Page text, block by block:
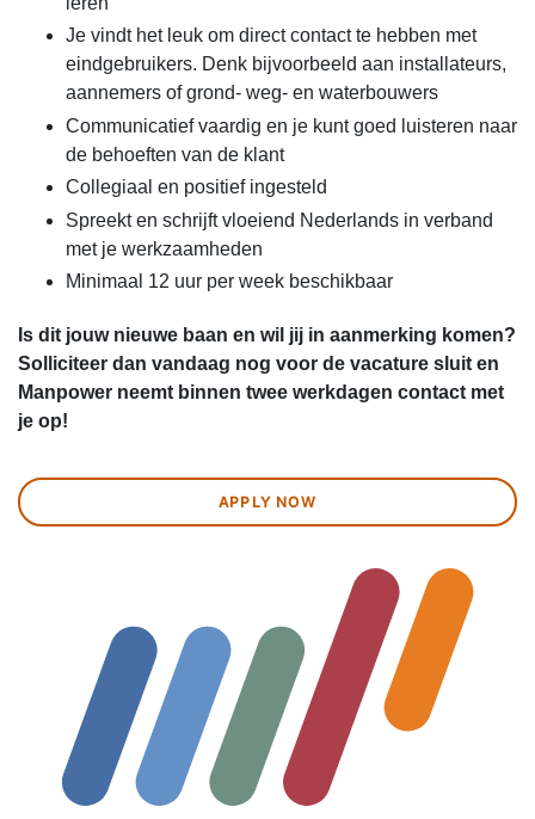
Je vindt het leuk om direct contact te hebben met
eindgebruikers. Denk bijvoorbeeld aan installateurs,
aannemers of grond- weg- en waterbouwers
Communicatief vaardig en je kunt goed luisteren naar
de behoeften van de klant
Collegiaal en positief ingesteld
Spreekt en schrijft vloeiend Nederlands in verband
met je werkzaamheden
Minimaal 12 uur per week beschikbaar
Is dit jouw nieuwe baan en wil jij in aanmerking komen?
Solliciteer dan vandaag nog voor de vacature sluit en
Manpower neemt binnen twee werkdagen contact met
je op!
APPLY NOW